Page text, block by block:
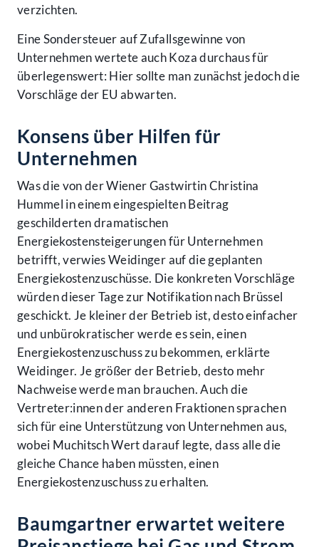
verzichten.
Eine Sondersteuer auf Zufallsgewinne von
Unternehmen wertete auch Koza durchaus für
überlegenswert: Hier sollte man zunächst jedoch die
Vorschläge der EU abwarten.
Konsens über Hilfen für
Unternehmen
Was die von der Wiener Gastwirtin Christina
Hummel in einem eingespielten Beitrag
geschilderten dramatischen
Energiekostensteigerungen für Unternehmen
betrifft, verwies Weidinger auf die geplanten
Energiekostenzuschüsse. Die konkreten Vorschläge
würden dieser Tage zur Notifikation nach Brüssel
geschickt. Je kleiner der Betrieb ist, desto einfacher
und unbürokratischer werde es sein, einen
Energiekostenzuschuss zu bekommen, erklärte
Weidinger. Je größer der Betrieb, desto mehr
Nachweise werde man brauchen. Auch die
Vertreter:innen der anderen Fraktionen sprachen
sich für eine Unterstützung von Unternehmen aus,
wobei Muchitsch Wert darauf legte, dass alle die
gleiche Chance haben müssten, einen
Energiekostenzuschuss zu erhalten.
Baumgartner erwartet weitere